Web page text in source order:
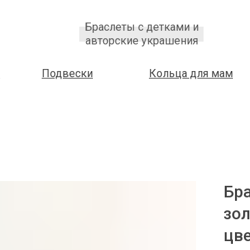
Браслеты с детками и
авторские украшения
Кольца для мам
Подвески